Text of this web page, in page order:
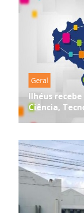
Geral
Ilhéus
Ciência,